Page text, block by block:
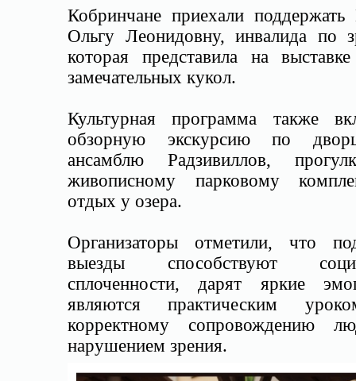
Кобринчане приехали
Ольгу Леонидовну, инвалида по
которая представила на
замечательных кукол.
Культурная программа также
обзорную экскурсию по
ансамблю Радзивиллов,
живописному парковому
отдых у озера.
Организаторы отметили, что
выезды способствуют
сплоченности, дарят яркие
являются практическим
корректному сопровождению
нарушением зрения.